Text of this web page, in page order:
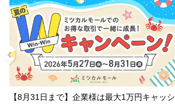
【8月31日まで】企業様は最大1万円キャッシ